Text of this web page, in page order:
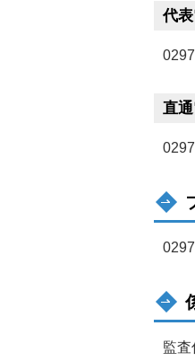
代
直
監査